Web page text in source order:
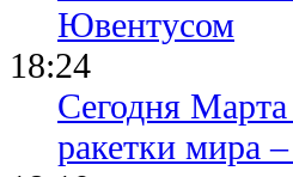
Ювентусом
18:24
Сегодня
ракетки мира